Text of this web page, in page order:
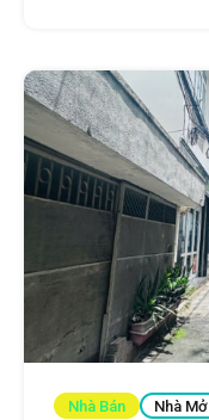
Nhà Bán Nhà Mở